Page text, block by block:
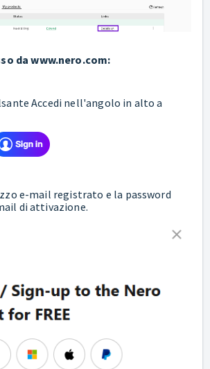
da www.nero.com:
Accedi nell'angolo in alto a
e-mail registrato e la password
di attivazione.